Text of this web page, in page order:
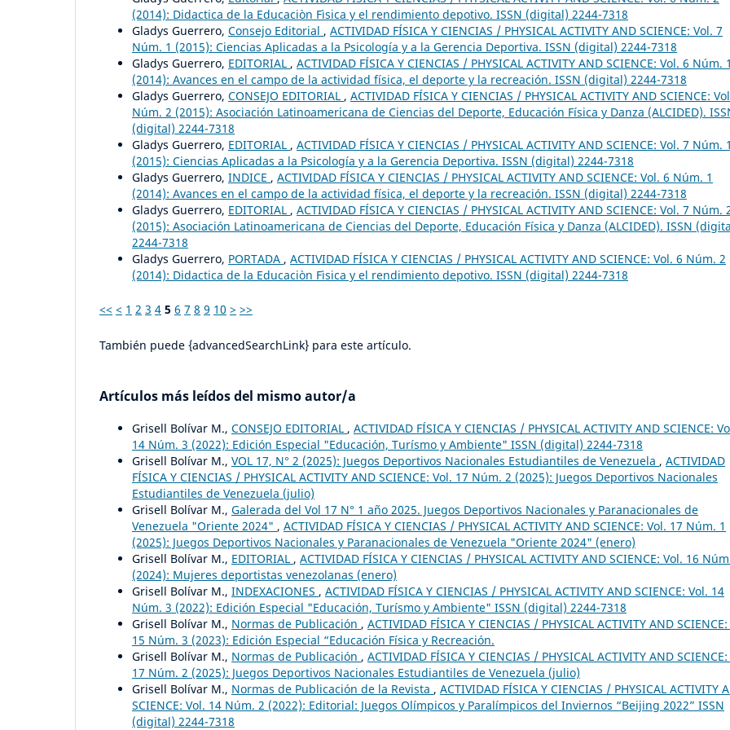
(2014): Didactica de la Educaciòn Fìsica y el rendimiento depotivo. ISSN (digital) 2244-7318
Gladys Guerrero, Consejo Editorial , ACTIVIDAD FÍSICA Y CIENCIAS / PHYSICAL ACTIVITY AND SCIENCE: Vol. 7
Núm. 1 (2015): Ciencias Aplicadas a la Psicología y a la Gerencia Deportiva. ISSN (digital) 2244-7318
Gladys Guerrero, EDITORIAL , ACTIVIDAD FÍSICA Y CIENCIAS / PHYSICAL ACTIVITY AND SCIENCE: Vol. 6 Núm. 1
(2014): Avances en el campo de la actividad física, el deporte y la recreación. ISSN (digital) 2244-7318
Gladys Guerrero, CONSEJO EDITORIAL , ACTIVIDAD FÍSICA Y CIENCIAS / PHYSICAL ACTIVITY AND SCIENCE:
Núm. 2 (2015): Asociación Latinoamericana de Ciencias del Deporte, Educación Física y Danza (ALCIDED).
(digital) 2244-7318
Gladys Guerrero, EDITORIAL , ACTIVIDAD FÍSICA Y CIENCIAS / PHYSICAL ACTIVITY AND SCIENCE: Vol. 7 Núm. 1
(2015): Ciencias Aplicadas a la Psicología y a la Gerencia Deportiva. ISSN (digital) 2244-7318
Gladys Guerrero, INDICE , ACTIVIDAD FÍSICA Y CIENCIAS / PHYSICAL ACTIVITY AND SCIENCE: Vol. 6 Núm. 1
(2014): Avances en el campo de la actividad física, el deporte y la recreación. ISSN (digital) 2244-7318
Gladys Guerrero, EDITORIAL , ACTIVIDAD FÍSICA Y CIENCIAS / PHYSICAL ACTIVITY AND SCIENCE: Vol. 7 Núm.
(2015): Asociación Latinoamericana de Ciencias del Deporte, Educación Física y Danza (ALCIDED). ISSN
2244-7318
Gladys Guerrero, PORTADA , ACTIVIDAD FÍSICA Y CIENCIAS / PHYSICAL ACTIVITY AND SCIENCE: Vol. 6 Núm. 2
(2014): Didactica de la Educaciòn Fìsica y el rendimiento depotivo. ISSN (digital) 2244-7318
<< < 1 2 3 4 5 6 7 8 9 10 > >>
También puede {advancedSearchLink} para este artículo.
Artículos más leídos del mismo autor/a
Grisell Bolívar M., CONSEJO EDITORIAL , ACTIVIDAD FÍSICA Y CIENCIAS / PHYSICAL ACTIVITY AND SCIENCE:
14 Núm. 3 (2022): Edición Especial "Educación, Turísmo y Ambiente" ISSN (digital) 2244-7318
Grisell Bolívar M., VOL 17, N° 2 (2025): Juegos Deportivos Nacionales Estudiantiles de Venezuela , ACTIVIDAD
FÍSICA Y CIENCIAS / PHYSICAL ACTIVITY AND SCIENCE: Vol. 17 Núm. 2 (2025): Juegos Deportivos Nacionales
Estudiantiles de Venezuela (julio)
Grisell Bolívar M., Galerada del Vol 17 N° 1 año 2025. Juegos Deportivos Nacionales y Paranacionales de
Venezuela "Oriente 2024" , ACTIVIDAD FÍSICA Y CIENCIAS / PHYSICAL ACTIVITY AND SCIENCE: Vol. 17 Núm. 1
(2025): Juegos Deportivos Nacionales y Paranacionales de Venezuela "Oriente 2024" (enero)
Grisell Bolívar M., EDITORIAL , ACTIVIDAD FÍSICA Y CIENCIAS / PHYSICAL ACTIVITY AND SCIENCE: Vol. 16
(2024): Mujeres deportistas venezolanas (enero)
Grisell Bolívar M., INDEXACIONES , ACTIVIDAD FÍSICA Y CIENCIAS / PHYSICAL ACTIVITY AND SCIENCE: Vol. 14
Núm. 3 (2022): Edición Especial "Educación, Turísmo y Ambiente" ISSN (digital) 2244-7318
Grisell Bolívar M., Normas de Publicación , ACTIVIDAD FÍSICA Y CIENCIAS / PHYSICAL ACTIVITY AND
15 Núm. 3 (2023): Edición Especial “Educación Física y Recreación.
Grisell Bolívar M., Normas de Publicación , ACTIVIDAD FÍSICA Y CIENCIAS / PHYSICAL ACTIVITY AND
17 Núm. 2 (2025): Juegos Deportivos Nacionales Estudiantiles de Venezuela (julio)
Grisell Bolívar M., Normas de Publicación de la Revista , ACTIVIDAD FÍSICA Y CIENCIAS / PHYSICAL ACTIVITY
SCIENCE: Vol. 14 Núm. 2 (2022): Editorial: Juegos Olímpicos y Paralímpicos del Inviernos “Beijing 2022” ISSN
(digital) 2244-7318